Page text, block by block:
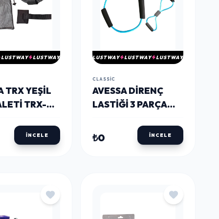
LUSTWAY LUSTWAY
TRX YEŞIL
TRX-
İNCELE
LUSTWAY LUSTWAY LUSTWAY
CLASSIC
AVESSA DIRENÇ
LASTIĞI 3 PARÇA
₺0 İNCELE